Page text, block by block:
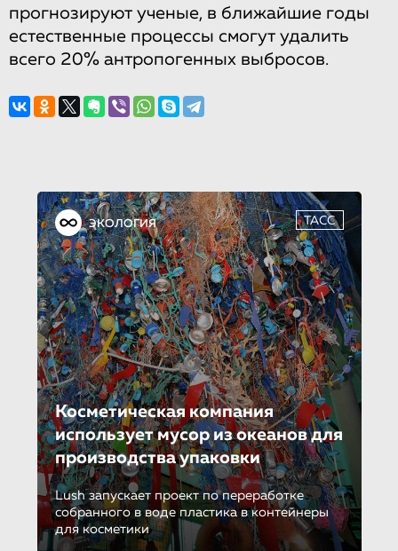
прогнозируют ученые, в ближайшие годы
естественные процессы смогут удалить
всего 20% антропогенных выбросов.
ЭКОЛОГИЯ ТАСС
Косметическая компания
использует мусор из океанов для
производства упаковки
Lush запускает проект по переработке
собранного в воде пластика в контейнеры
для косметики